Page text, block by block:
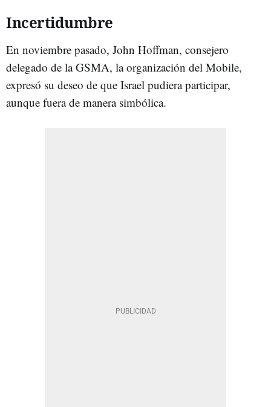
Incertidumbre
En noviembre pasado, John Hoffman, consejero
delegado de la GSMA, la organización del Mobile,
expresó su deseo de que Israel pudiera participar,
aunque fuera de manera simbólica.